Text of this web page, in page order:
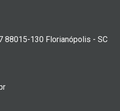
88015-130 Florianópolis - SC